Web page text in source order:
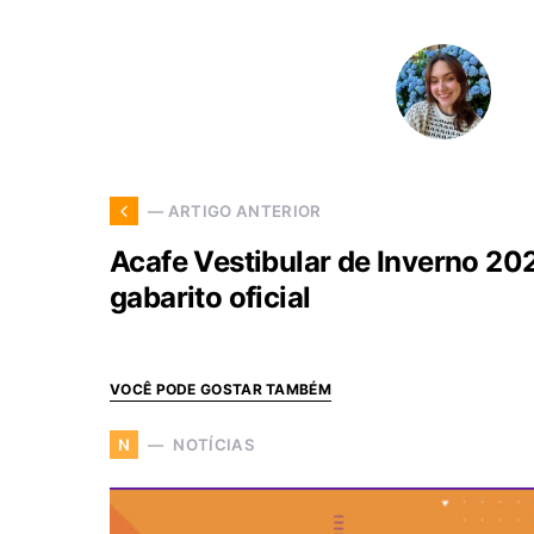
— ARTIGO ANTERIOR
Acafe Vestibular de Inverno
gabarito oficial
VOCÊ PODE GOSTAR TAMBÉM
N NOTÍCIAS